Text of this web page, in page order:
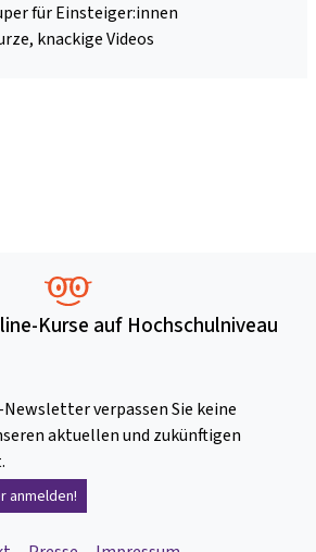
für Einsteiger:innen
knackige Videos
Kurse auf Hochschulniveau
verpassen Sie keine
aktuellen und zukünftigen
anmelden!